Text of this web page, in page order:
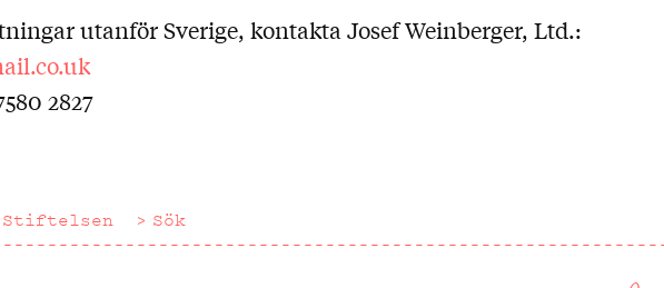
utanför Sverige, kontakta Josef Weinberger, Ltd.:
2827
Stiftelsen
Sök